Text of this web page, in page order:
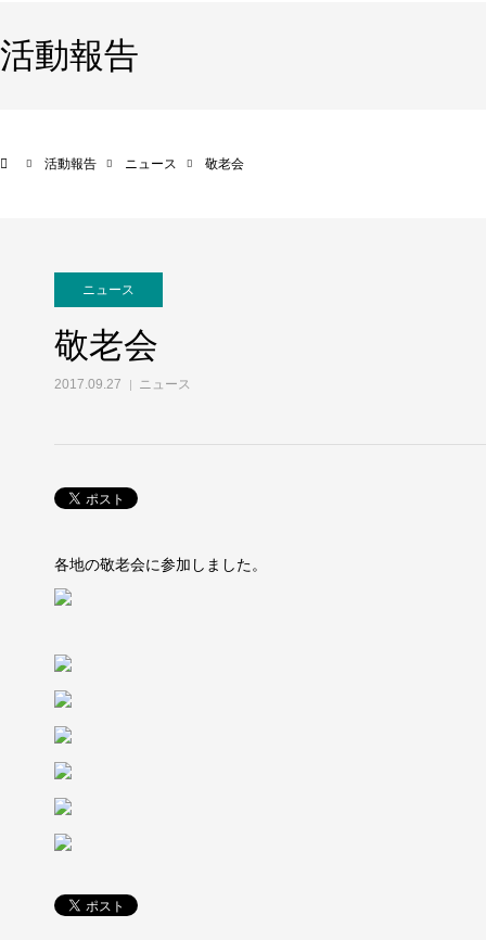
活動報告
活動報告 ニュース 敬老会
ニュース
敬老会
2017.09.27 ニュース
各地の敬老会に参加しました。